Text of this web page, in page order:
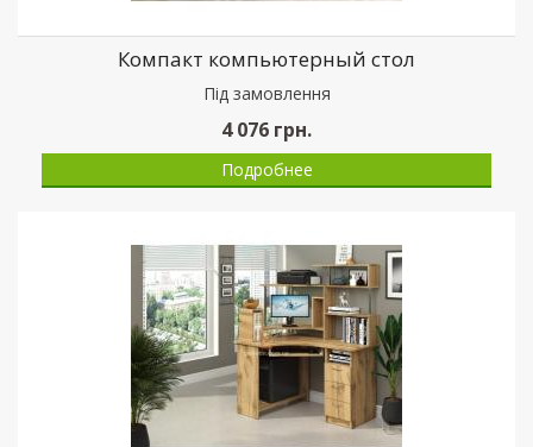
Компакт компьютерный стол
Пiд замовлення
4 076 грн.
Подробнее